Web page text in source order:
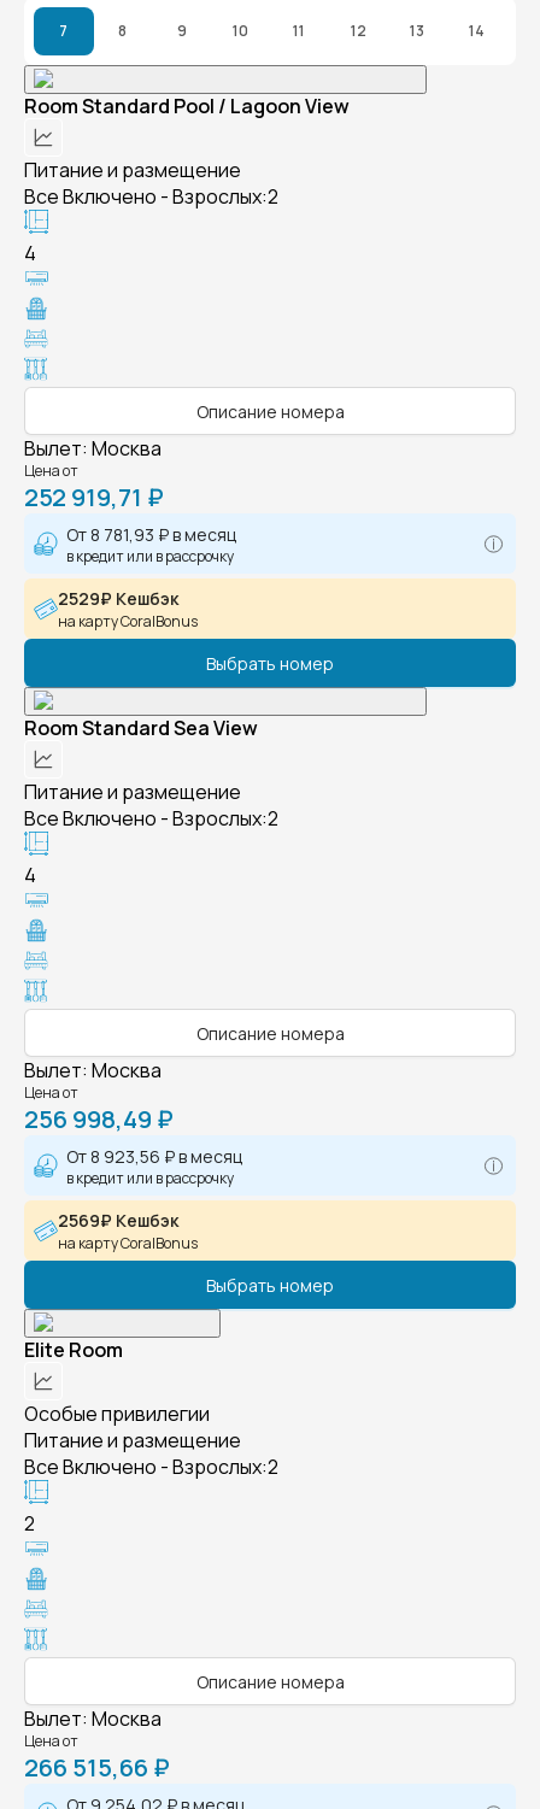
7 8 9 10 11 12 13 14
Room Standard Pool / Lagoon View
Питание и размещение
Все Включено - Взрослых:2
4
Описание номера
Вылет: Москва
Цена от
252 919,71 ₽
От 8 781,93 ₽в месяц
в кредит или в рассрочку
2529₽ Кешбэк
на карту CoralBonus
Выбрать номер
Room Standard Sea View
Питание и размещение
Все Включено - Взрослых:2
4
Описание номера
Вылет: Москва
Цена от
256 998,49 ₽
От 8 923,56 ₽в месяц
в кредит или в рассрочку
2569₽ Кешбэк
на карту CoralBonus
Выбрать номер
Elite Room
Особые привилегии
Питание и размещение
Все Включено - Взрослых:2
2
Описание номера
Вылет: Москва
Цена от
266 515,66 ₽